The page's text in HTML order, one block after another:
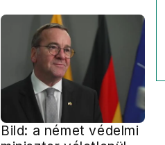
Bild: a német védelmi